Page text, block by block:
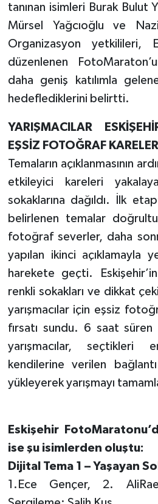
tanınan isimleri Burak Bulut
Mürsel Yağcıoğlu ve
Organizasyon yetkilileri,
düzenlenen
daha geniş katılımla
hedeflediklerini belirtti.
YARIŞMACILAR
EŞSİZ FOTOĞRAF
Temaların açıklanmasının
etkileyici kareleri
sokaklarına dağıldı. İlk
belirlenen temalar
fotoğraf severler, daha
yapılan ikinci açıklamayla
harekete geçti.
renkli sokakları ve dikkat
yarışmacılar için eşsiz
fırsatı sundu. 6 saat
yarışmacılar, seçtikleri
kendilerine verilen
yükleyerek yarışmayı
Eskişehir
ise şu isimlerden oluştu:
Dijital Tema 1 – Yaşayan
1.Ece Gençer, 2.